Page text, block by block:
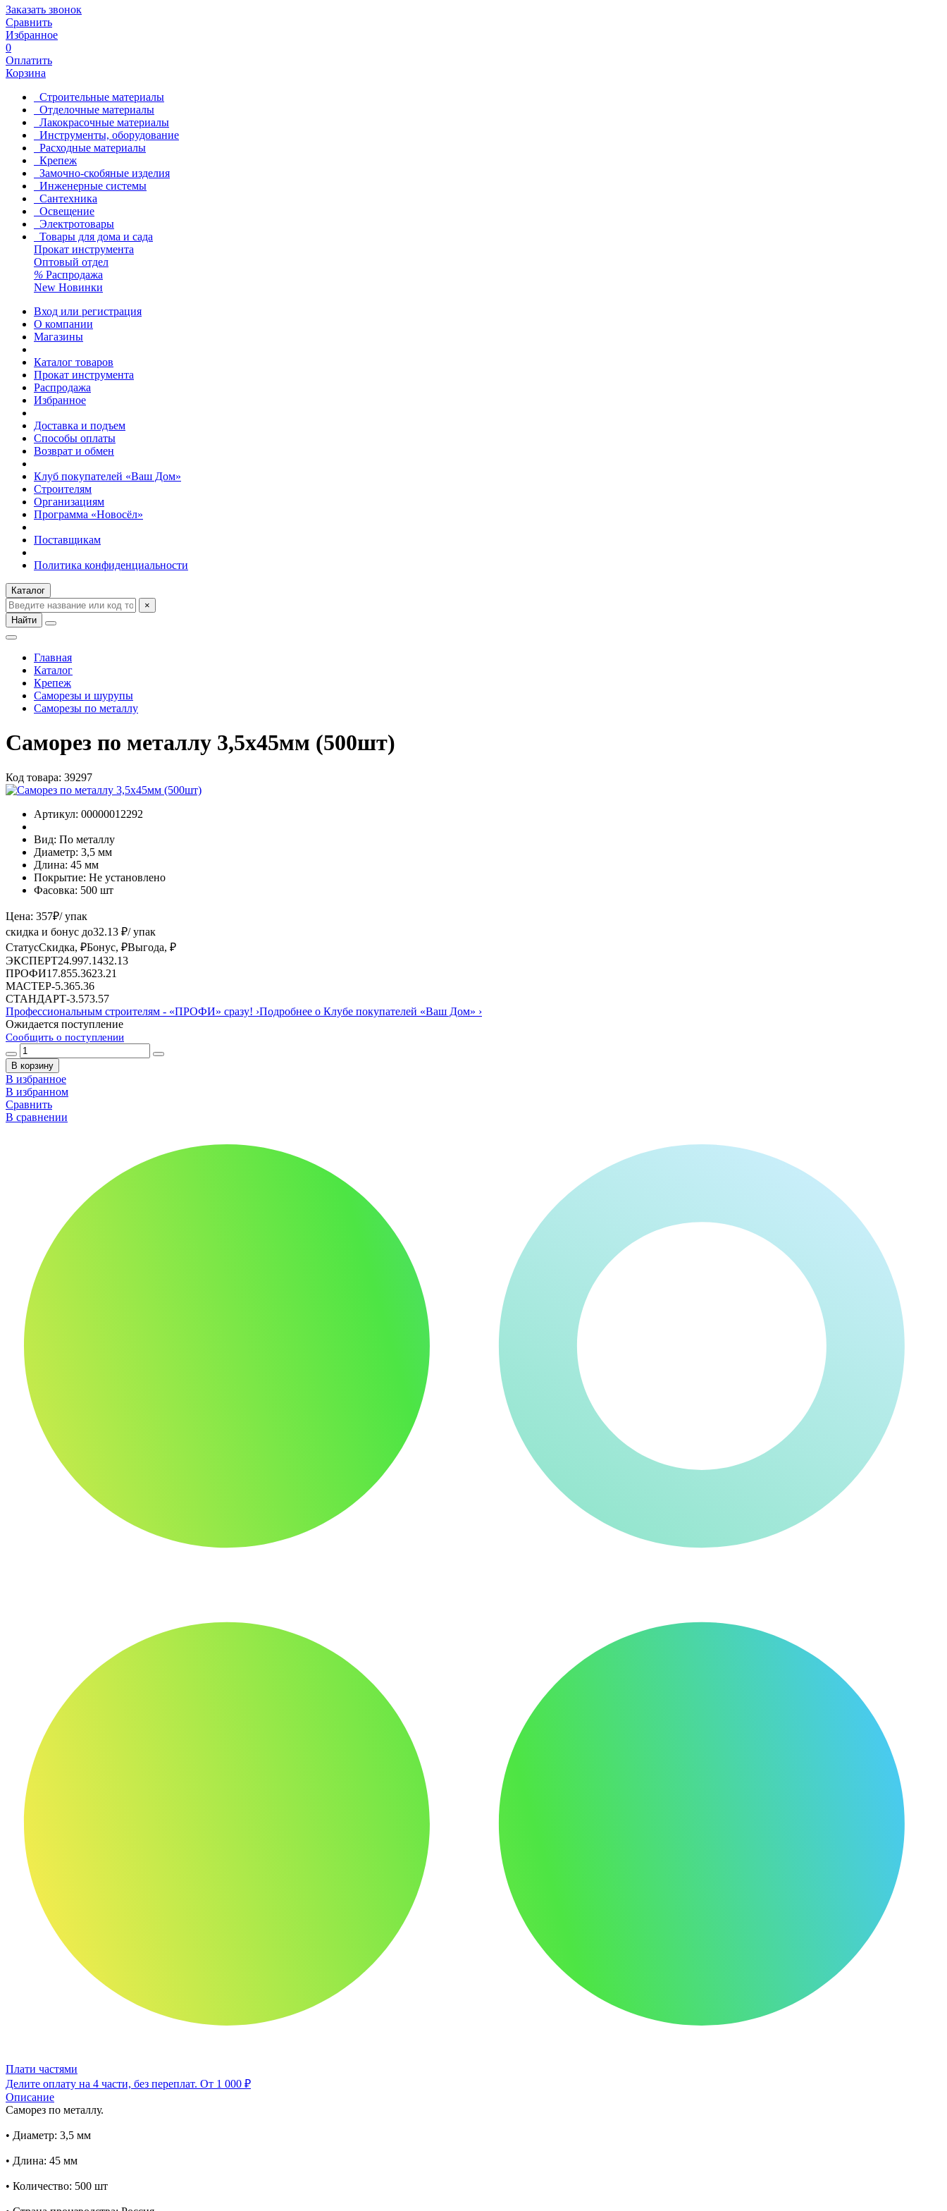
Заказать звонок
Сравнить
Избранное
0
Оплатить
Корзина
Строительные материалы
Отделочные материалы
Лакокрасочные материалы
Инструменты, оборудование
Расходные материалы
Крепеж
Замочно-скобяные изделия
Инженерные системы
Сантехника
Освещение
Электротовары
Товары для дома и сада
Прокат инструмента
Оптовый отдел
% Распродажа
New Новинки
Вход или регистрация
О компании
Магазины
Каталог товаров
Прокат инструмента
Распродажа
Избранное
Доставка и подъем
Способы оплаты
Возврат и обмен
Клуб покупателей «Ваш Дом»
Строителям
Организациям
Программа «Новосёл»
Поставщикам
Политика конфиденциальности
Каталог
×
Найти
Главная
Каталог
Крепеж
Саморезы и шурупы
Саморезы по металлу
Саморез по металлу 3,5х45мм (500шт)
Код товара: 39297
Артикул: 00000012292
Вид: По металлу
Диаметр: 3,5 мм
Длина: 45 мм
Покрытие: Не установлено
Фасовка: 500 шт
Цена: 357₽/ упак
скидка и бонус до32.13 ₽/ упак
СтатусСкидка, ₽Бонус, ₽Выгода, ₽
ЭКСПЕРТ24.997.1432.13
ПРОФИ17.855.3623.21
МАСТЕР-5.365.36
СТАНДАРТ-3.573.57
Профессиональным строителям - «ПРОФИ» сразу! ›Подробнее о Клубе покупателей «Ваш Дом» ›
Ожидается поступление
Сообщить о поступлении
В корзину
В избранное
В избранном
Сравнить
В сравнении
Плати частями
Делите оплату на 4 части, без переплат. От 1 000 ₽
Описание
Саморез по металлу.
• Диаметр: 3,5 мм
• Длина: 45 мм
• Количество: 500 шт